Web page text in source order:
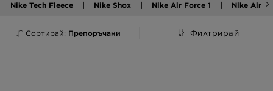
Nike Tech Fleece Nike Shox Nike Air Force 1 Nike Air
Сортирай: Препоръчани Филтрирай